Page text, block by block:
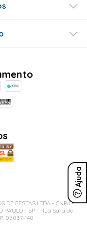
Ajuda
DE FESTAS LTDA - CNPJ -
PAULO - SP - Rua Sara de
05037-140